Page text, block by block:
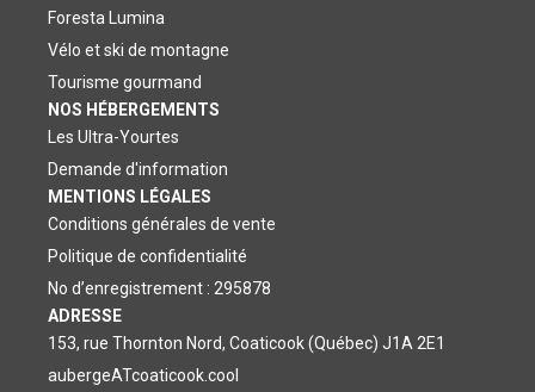
Foresta Lumina
Vélo et ski de montagne
Tourisme gourmand
NOS HÉBERGEMENTS
Les Ultra-Yourtes
Demande d'information
MENTIONS LÉGALES
Conditions générales de vente
Politique de confidentialité
No d’enregistrement : 295878
ADRESSE
153, rue Thornton Nord, Coaticook (Québec) J1A 2E1
aubergeATcoaticook.cool